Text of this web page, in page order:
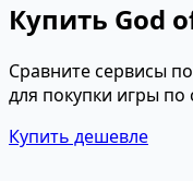
Купить God
Сравните сервисы
для покупки игры
Купить дешевле